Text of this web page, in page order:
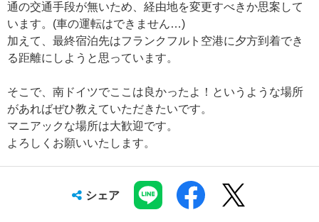
通の交通手段が無いため、経由地を変更すべきか思案して
います。(車の運転はできません…)
加えて、最終宿泊先はフランクフルト空港に夕方到着でき
る距離にしようと思っています。
そこで、南ドイツでここは良かったよ！というような場所
があればぜひ教えていただきたいです。
マニアックな場所は大歓迎です。
よろしくお願いいたします。
シェア